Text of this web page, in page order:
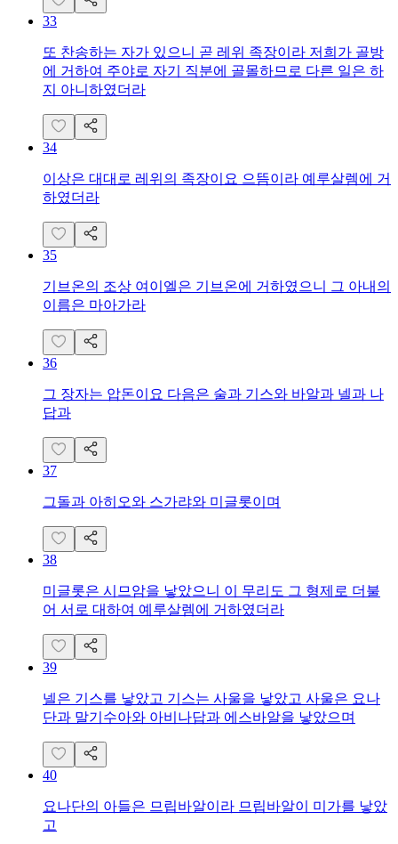
33
또 찬송하는 자가 있으니 곧 레위 족장이라 저희가 골방
에 거하여 주야로 자기 직분에 골몰하므로 다른 일은 하
지 아니하였더라
34
이상은 대대로 레위의 족장이요 으뜸이라 예루살렘에 거
하였더라
35
기브온의 조상 여이엘은 기브온에 거하였으니 그 아내의
이름은 마아가라
36
그 장자는 압돈이요 다음은 술과 기스와 바알과 넬과 나
답과
37
그돌과 아히오와 스가랴와 미글롯이며
38
미글롯은 시므암을 낳았으니 이 무리도 그 형제로 더불
어 서로 대하여 예루살렘에 거하였더라
39
넬은 기스를 낳았고 기스는 사울을 낳았고 사울은 요나
단과 말기수아와 아비나답과 에스바알을 낳았으며
40
요나단의 아들은 므립바알이라 므립바알이 미가를 낳았
고